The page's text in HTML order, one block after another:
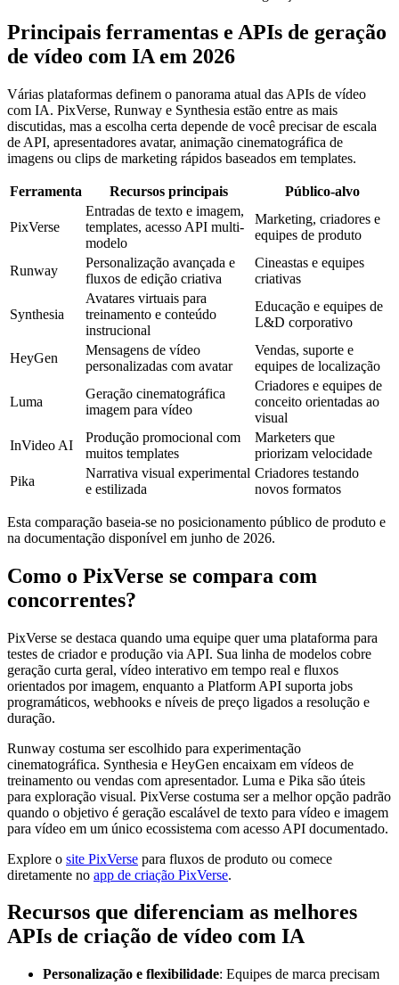
Principais ferramentas e APIs de geração
de vídeo com IA em 2026
Várias plataformas definem o panorama atual das APIs de vídeo
com IA. PixVerse, Runway e Synthesia estão entre as mais
discutidas, mas a escolha certa depende de você precisar de escala
de API, apresentadores avatar, animação cinematográfica de
imagens ou clips de marketing rápidos baseados em templates.
Ferramenta Recursos principais Público-alvo
PixVerse
Entradas de texto e imagem,
templates, acesso API multi-
modelo
Marketing, criadores e
equipes de produto
Runway
Personalização avançada e
fluxos de edição criativa
Cineastas e equipes
criativas
Synthesia
Avatares virtuais para
treinamento e conteúdo
instrucional
Educação e equipes de
L&D corporativo
HeyGen
Mensagens de vídeo
personalizadas com avatar
Vendas, suporte e
equipes de localização
Luma
Geração cinematográfica
imagem para vídeo
Criadores e equipes de
conceito orientadas ao
visual
InVideo AI
Produção promocional com
muitos templates
Marketers que
priorizam velocidade
Pika
Narrativa visual experimental
e estilizada
Criadores testando
novos formatos
Esta comparação baseia-se no posicionamento público de produto e
na documentação disponível em junho de 2026.
Como o PixVerse se compara com
concorrentes?
PixVerse se destaca quando uma equipe quer uma plataforma para
testes de criador e produção via API. Sua linha de modelos cobre
geração curta geral, vídeo interativo em tempo real e fluxos
orientados por imagem, enquanto a Platform API suporta jobs
programáticos, webhooks e níveis de preço ligados a resolução e
duração.
Runway costuma ser escolhido para experimentação
cinematográfica. Synthesia e HeyGen encaixam em vídeos de
treinamento ou vendas com apresentador. Luma e Pika são úteis
para exploração visual. PixVerse costuma ser a melhor opção padrão
quando o objetivo é geração escalável de texto para vídeo e imagem
para vídeo em um único ecossistema com acesso API documentado.
Explore o site PixVerse para fluxos de produto ou comece
diretamente no app de criação PixVerse.
Recursos que diferenciam as melhores
APIs de criação de vídeo com IA
Personalização e flexibilidade: Equipes de marca precisam